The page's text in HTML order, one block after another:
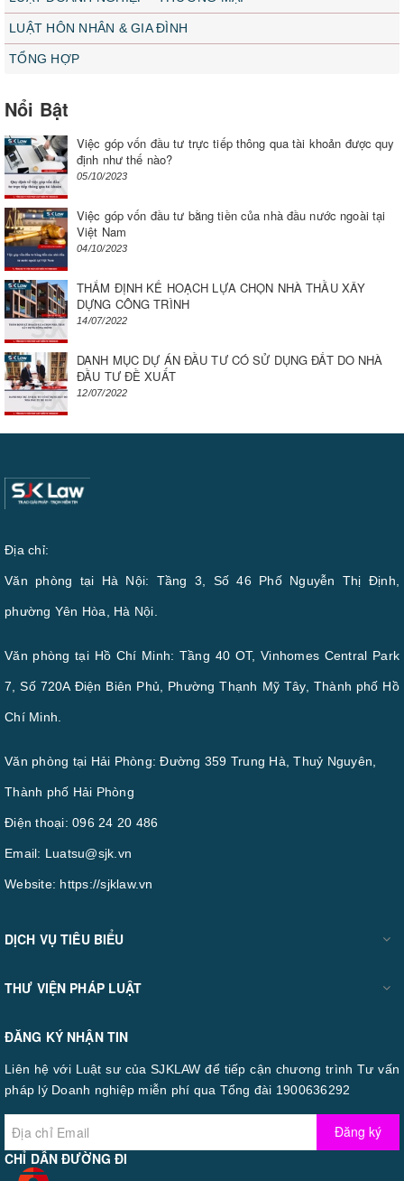
LUẬT HÔN NHÂN & GIA ĐÌNH
TỔNG HỢP
Nổi Bật
Việc góp vốn đầu tư trực tiếp thông qua tài khoản được quy
định như thế nào?
05/10/2023
Việc góp vốn đầu tư bằng tiền của nhà đầu nước ngoài tại
Việt Nam
04/10/2023
THẨM ĐỊNH KẾ HOẠCH LỰA CHỌN NHÀ THẦU XÂY
DỰNG CÔNG TRÌNH
14/07/2022
DANH MỤC DỰ ÁN ĐẦU TƯ CÓ SỬ DỤNG ĐẤT DO NHÀ
ĐẦU TƯ ĐỀ XUẤT
12/07/2022
Địa chỉ:
Văn phòng tại Hà Nội: Tầng 3, Số 46 Phố Nguyễn Thị Định,
phường Yên Hòa, Hà Nội.
Văn phòng tại Hồ Chí Minh: Tầng 40 OT, Vinhomes Central Park
7, Số 720A Điện Biên Phủ, Phường Thạnh Mỹ Tây, Thành phố Hồ
Chí Minh.
Văn phòng tại Hải Phòng: Đường 359 Trung Hà, Thuỷ Nguyên,
Thành phố Hải Phòng
Điện thoại: 096 24 20 486
Email: Luatsu@sjk.vn
Website: https://sjklaw.vn
DỊCH VỤ TIÊU BIỂU
THƯ VIỆN PHÁP LUẬT
ĐĂNG KÝ NHẬN TIN
Liên hệ với Luật sư của SJKLAW để tiếp cận chương trình Tư vấn
pháp lý Doanh nghiệp miễn phí qua Tổng đài 1900636292
Đăng ký
CHỈ DẪN ĐƯỜNG ĐI